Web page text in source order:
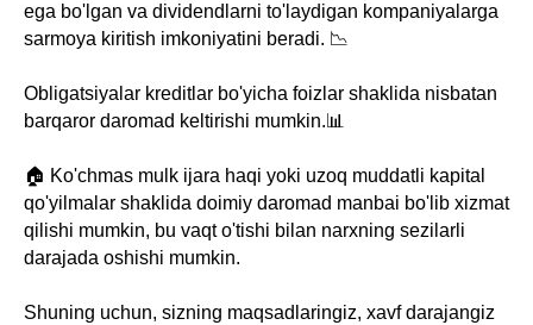
ega bo'lgan va dividendlarni to'laydigan kompaniyalarga
sarmoya kiritish imkoniyatini beradi. 📉
Obligatsiyalar kreditlar bo'yicha foizlar shaklida nisbatan
barqaror daromad keltirishi mumkin.📊
🏠 Ko'chmas mulk ijara haqi yoki uzoq muddatli kapital
qo'yilmalar shaklida doimiy daromad manbai bo'lib xizmat
qilishi mumkin, bu vaqt o'tishi bilan narxning sezilarli
darajada oshishi mumkin.
Shuning uchun, sizning maqsadlaringiz, xavf darajangiz